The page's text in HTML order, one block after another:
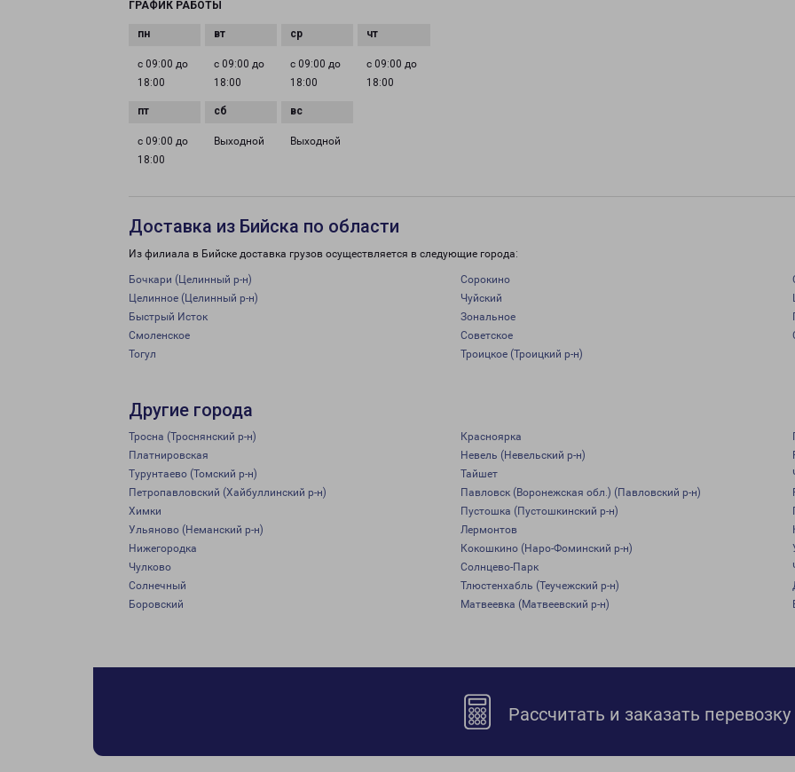
ГРАФИК РАБОТЫ
с 09:00 до
18:00
с 09:00 до
18:00
с 09:00 до
18:00
с 09:00 до
18:00
с 09:00 до
18:00
Выходной Выходной
Доставка из Бийска по области
Из филиала в Бийске доставка грузов осуществляется в следующие города:
Бочкари (Целинный р-н) Сорокино
Целинное (Целинный р-н)
Чуйский
Быстрый Исток
Зональное
Смоленское
Советское
Тогул
Троицкое (Троицкий р-н)
Другие города
Тросна (Троснянский р-н) Красноярка
Платнировская
Невель (Невельский р-н)
Турунтаево (Томский р-н)
Тайшет
Петропавловский (Хайбуллинский р-н)
Павловск (Воронежская обл.) (Павловский р-н)
Химки
Пустошка (Пустошкинский р-н)
Ульяново (Неманский р-н)
Лермонтов
Нижегородка
Кокошкино (Наро-Фоминский р-н)
Чулково
Солнцево-Парк
Солнечный
Тлюстенхабль (Теучежский р-н)
Боровский
Матвеевка (Матвеевский р-н)
Рассчитать и заказать перевозку